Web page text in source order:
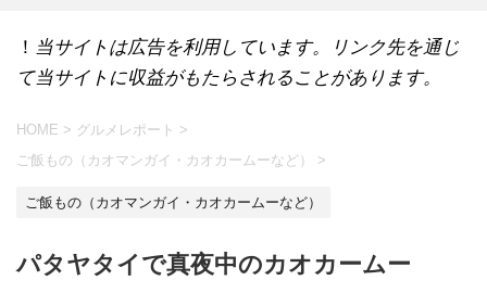
！ 当サイトは広告を利用しています。リンク先を通じ
て当サイトに収益がもたらされることがあります。
HOME > グルメレポート >
ご飯もの（カオマンガイ・カオカームーなど）
>
ご飯もの（カオマンガイ・カオカームーなど）
パタヤタイで真夜中のカオカームー